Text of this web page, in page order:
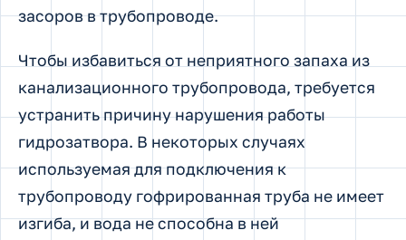
засоров в трубопроводе.
Чтобы избавиться от неприятного запаха из
канализационного трубопровода, требуется
устранить причину нарушения работы
гидрозатвора. В некоторых случаях
используемая для подключения к
трубопроводу гофрированная труба не имеет
изгиба, и вода не способна в ней